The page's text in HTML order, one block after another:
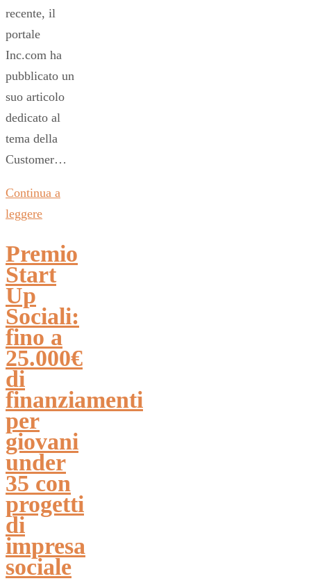
recente, il
portale
Inc.com ha
pubblicato un
suo articolo
dedicato al
tema della
Customer…
Continua a
leggere
Premio
Start
Up
Sociali:
fino a
25.000€
di
finanziamenti
per
giovani
under
35 con
progetti
di
impresa
sociale